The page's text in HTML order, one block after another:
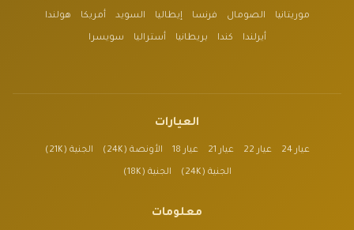
موريتانيا الصومال فرنسا إيطاليا السويد أمريكا هولندا
أيرلندا كندا بريطانيا أستراليا سويسرا
العيارات
عيار 24 عيار 22 عيار 21 عيار 18 الأونصة (24K) الجنية (21K)
الجنية (24K) الجنية (18K)
معلومات